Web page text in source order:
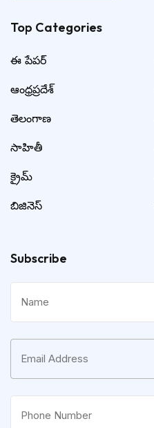
Top Categories​
ఈ పేపర్
ఆంధ్రప్రదేశ్
తెలంగాణ
సాహితీ
క్రైమ్
బిజినెస్
Subscribe